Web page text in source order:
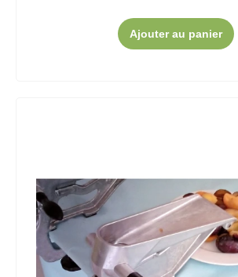
Ajouter au panier